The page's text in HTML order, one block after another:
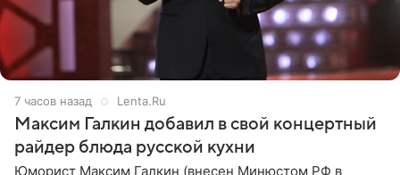
7 часов назад Lenta.Ru
Максим Галкин добавил в свой концертный
райдер блюда русской кухни
Юморист Максим Галкин (внесен Минюстом РФ в